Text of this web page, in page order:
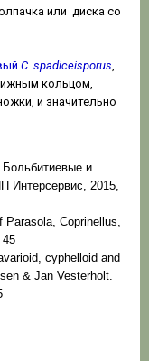
или диска со
C. spadiceisporus,
кольцом,
и значительно
и
Интерсервис, 2015,
Coprinellus,
45
cyphelloid and
& Jan Vesterholt.